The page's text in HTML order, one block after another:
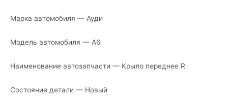
Марка автомобиля — Ауди
Модель автомобиля — А6
Наименование автозапчасти — Крыло переднее R
Состояние детали — Новый